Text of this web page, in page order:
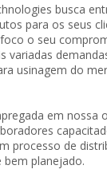
busca
para os seus
o seu
variadas
usinagem do
em nossa
processo de
bem planejado.